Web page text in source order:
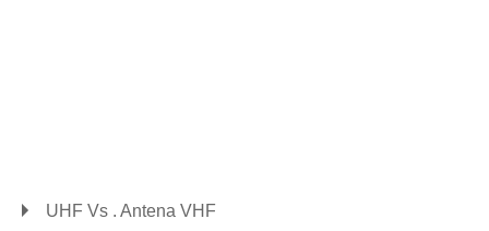
UHF Vs . Antena VHF